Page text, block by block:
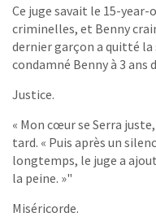
Ce juge savait le 15-
criminelles, et Benny
dernier garçon a quitté la
condamné Benny à 3
Justice.
« Mon cœur se Serra
tard. « Puis après un
longtemps, le juge a
la peine. »"
Miséricorde.